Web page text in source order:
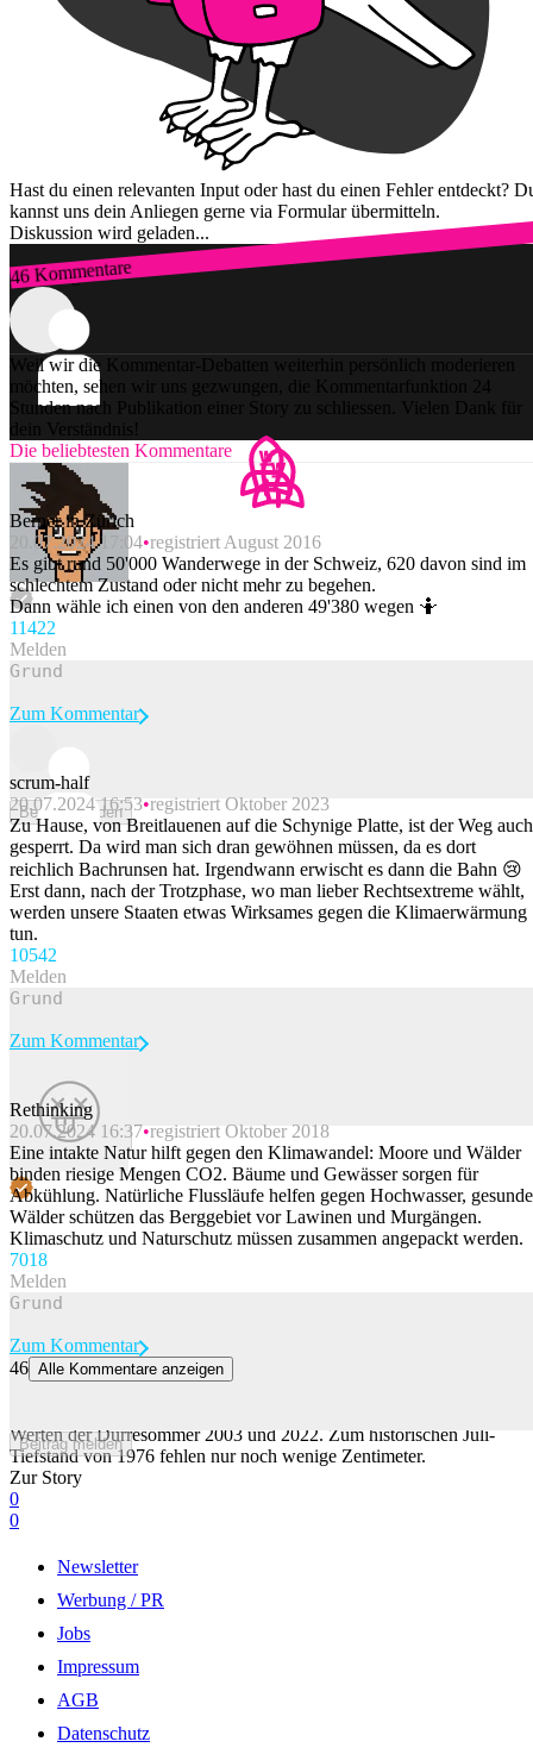
Hast du einen relevanten Input oder hast du einen Fehler entdeckt?
kannst uns dein Anliegen gerne via Formular übermitteln.
Diskussion wird geladen...
46 Kommentare
Zum Login
Weil wir die Kommentar-Debatten weiterhin persönlich moderieren
möchten, sehen wir uns gezwungen, die Kommentarfunktion 24
Stunden nach Publikation einer Story zu schliessen. Vielen Dank für
dein Verständnis!
Die beliebtesten Kommentare
Berner in Zürich
20.07.2024 17:04 registriert August 2016
Es gibt rund 50'000 Wanderwege in der Schweiz, 620 davon sind im
schlechtem Zustand oder nicht mehr zu begehen.
Dann wähle ich einen von den anderen 49'380 wegen 🤷
11422
Melden
Beitrag melden
Zum Kommentar
scrum-half
20.07.2024 16:53 registriert Oktober 2023
Zu Hause, von Breitlauenen auf die Schynige Platte, ist der Weg auch
gesperrt. Da wird man sich dran gewöhnen müssen, da es dort
reichlich Bachrunsen hat. Irgendwann erwischt es dann die Bahn 😢
Erst dann, nach der Trotzphase, wo man lieber Rechtsextreme wählt,
werden unsere Staaten etwas Wirksames gegen die Klimaerwärmung
tun.
10542
Melden
Beitrag melden
Zum Kommentar
Rethinking
20.07.2024 16:37 registriert Oktober 2018
Eine intakte Natur hilft gegen den Klimawandel: Moore und Wälder
binden riesige Mengen CO2. Bäume und Gewässer sorgen für
Abkühlung. Natürliche Flussläufe helfen gegen Hochwasser, gesunde
Wälder schützen das Berggebiet vor Lawinen und Murgängen.
Klimaschutz und Naturschutz müssen zusammen angepackt werden.
7018
Melden
Beitrag melden
Zum Kommentar
46 Alle Kommentare anzeigen
Werten der Dürresommer 2003 und 2022. Zum historischen Juli-
Tiefstand von 1976 fehlen nur noch wenige Zentimeter.
Zur Story
0
0
Newsletter
Werbung / PR
Jobs
Impressum
AGB
Datenschutz